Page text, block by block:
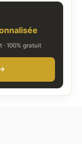
· 100% gratuit